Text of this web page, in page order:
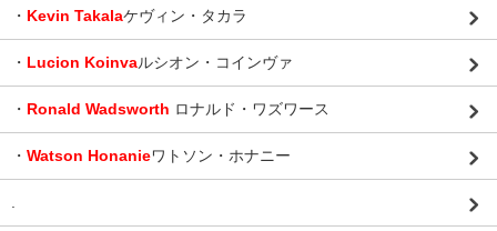
・ Kevin Takalaケヴィン・タカラ
・ Lucion Koinvaルシオン・コインヴァ
・ Ronald Wadsworth ロナルド・ワズワース
・ Watson Honanieワトソン・ホナニー
.